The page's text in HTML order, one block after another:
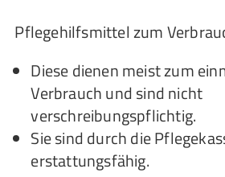
Pflegehilfsmittel zum
Diese dienen meist zum
Verbrauch und sind nicht
verschreibungspflichtig.
Sie sind durch die
erstattungsfähig.